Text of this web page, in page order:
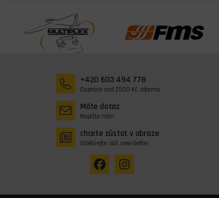
+420 603 494 778
Doprava nad 2500 Kč zdarma
Máte dotaz
Napište nám
chcete zůstat v obraze
Odebírejte náš newsletter